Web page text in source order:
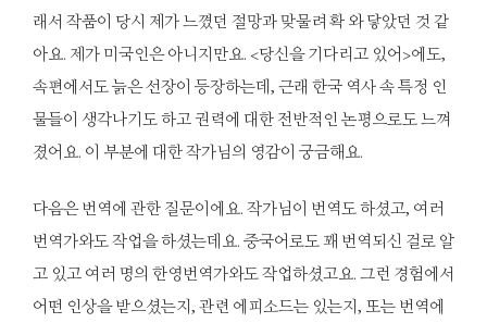
래서 작품이 당시 제가 느꼈던 절망과 맞물려 확 와 닿았던 것 같
아요. 제가 미국인은 아니지만요. <당신을 기다리고 있어>에도,
속편에서도 늙은 선장이 등장하는데, 근래 한국 역사 속 특정 인
물들이 생각나기도 하고 권력에 대한 전반적인 논평으로도 느껴
졌어요. 이 부분에 대한 작가님의 영감이 궁금해요.
다음은 번역에 관한 질문이에요. 작가님이 번역도 하셨고, 여러
번역가와도 작업을 하셨는데요. 중국어로도 꽤 번역되신 걸로 알
고 있고 여러 명의 한영번역가와도 작업하셨고요. 그런 경험에서
어떤 인상을 받으셨는지, 관련 에피소드는 있는지, 또는 번역에